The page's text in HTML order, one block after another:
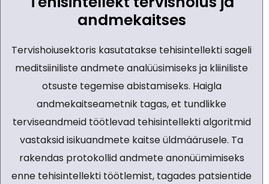
andmekaitses
Tervishoiusektoris kasutatakse tehisintellekti sageli
meditsiiniliste andmete analüüsimiseks ja kliiniliste
otsuste tegemise abistamiseks. Haigla
andmekaitseametnik tagas, et tundlikke
terviseandmeid töötlevad tehisintellekti algoritmid
vastaksid isikuandmete kaitse üldmäärusele. Ta
rakendas protokollid andmete anonüümimiseks
enne tehisintellekti töötlemist, tagades patsientide